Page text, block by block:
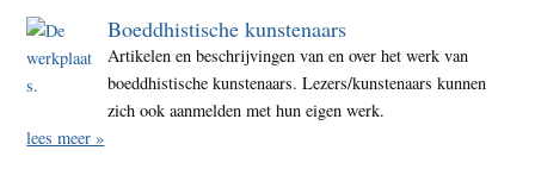
Boeddhistische kunstenaars
Artikelen en beschrijvingen van en over het werk van
boeddhistische kunstenaars. Lezers/kunstenaars kunnen
zich ook aanmelden met hun eigen werk.
lees meer »